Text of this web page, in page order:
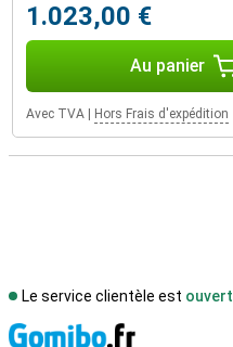
1.023,00 €
Au panier
Avec TVA Hors Frais d'expédition
Le service clientèle est ouvert